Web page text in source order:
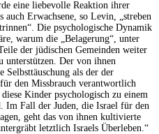
eine liebevolle Reaktion ihrer
Erwachsene, so Levin, „streben
Die psychologische Dynamik
warum die „Belagerung“, unter
der jüdischen Gemeinden weiter
unterstützen. Der von ihnen
Selbsttäuschung als der der
den Missbrauch verantwortlich
Kinder psychologisch zu einem
Im Fall der Juden, die Israel für den
geht das von ihnen kultivierte
letztlich Israels Überleben.“